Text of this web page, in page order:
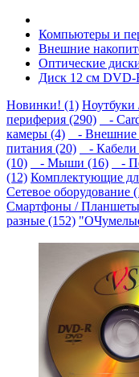
Компьютеры и
Внешние
Оптические
Диск 12 см
Новинки! (1) Ноутбуки
периферия (290)
-
камеры (4)
- Внешние
питания (20)
- Кабели
(10)
- Мыши (16) -
(12) Комплектующие
Сетевое оборудование
Смартфоны /
разные (152)